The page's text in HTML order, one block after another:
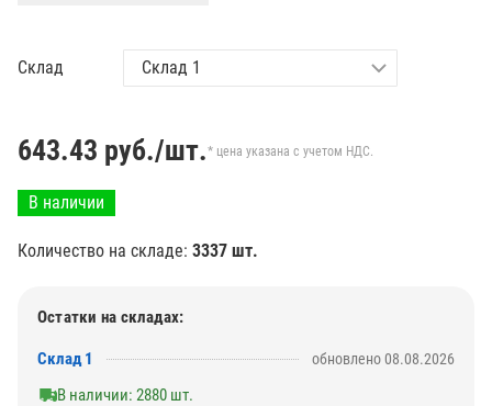
Склад
643.43 руб./шт.* цена указана с учетом НДС.
В наличии
Количество на складе: 3337 шт.
Остатки на складах:
Склад 1 обновлено 08.08.2026
В наличии: 2880 шт.